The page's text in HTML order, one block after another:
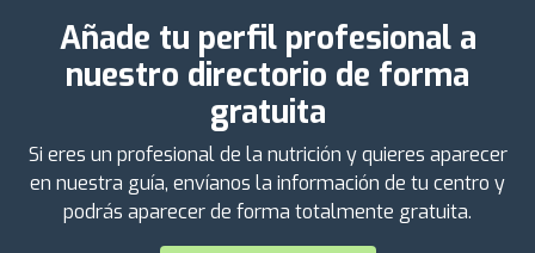
Añade tu perfil profesional a
nuestro directorio de forma
gratuita
Si eres un profesional de la nutrición y quieres aparecer
en nuestra guía, envíanos la información de tu centro y
podrás aparecer de forma totalmente gratuita.